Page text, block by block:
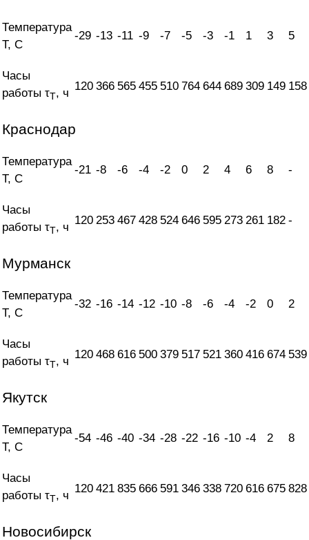
Температура
T, С
-29 -13 -11 -9 -7 -5 -3 -1 1 3 5
Часы
работы τT, ч
120 366 565 455 510 764 644 689 309 149 158
Краснодар
Температура
T, С
-21 -8 -6 -4 -2 0 2 4 6 8 -
Часы
работы τT, ч
120 253 467 428 524 646 595 273 261 182 -
Мурманск
Температура
T, С
-32 -16 -14 -12 -10 -8 -6 -4 -2 0 2
Часы
работы τT, ч
120 468 616 500 379 517 521 360 416 674 539
Якутск
Температура
T, С
-54 -46 -40 -34 -28 -22 -16 -10 -4 2 8
Часы
работы τT, ч
120 421 835 666 591 346 338 720 616 675 828
Новосибирск